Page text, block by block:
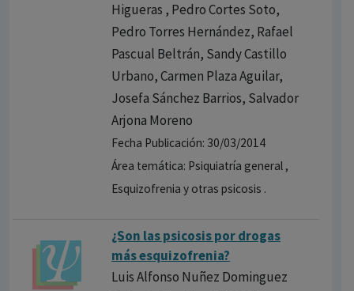
Higueras , Pedro Cortes Soto,
Pedro Torres Hernández, Rafael
Pascual Beltrán, Sandy Castillo
Urbano, Carmen Plaza Aguilar,
Josefa Sánchez Barrios, Salvador
Arjona Moreno
Fecha Publicación: 30/03/2014
Área temática: Psiquiatría general ,
Esquizofrenia y otras psicosis .
¿Son las psicosis por drogas
más esquizofre​nia?
Luis Alfonso Nuñez Dominguez